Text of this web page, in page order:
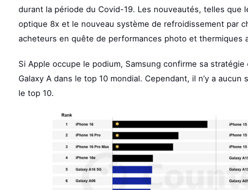
durant la période du Covid-19. Les nouveautés, telles que
optique 8x et le nouveau système de refroidissement par
acheteurs en quête de performances photo et thermiques
Si Apple occupe le podium, Samsung confirme sa
Galaxy A dans le top 10 mondial. Cependant, il n’y a
le top 10.